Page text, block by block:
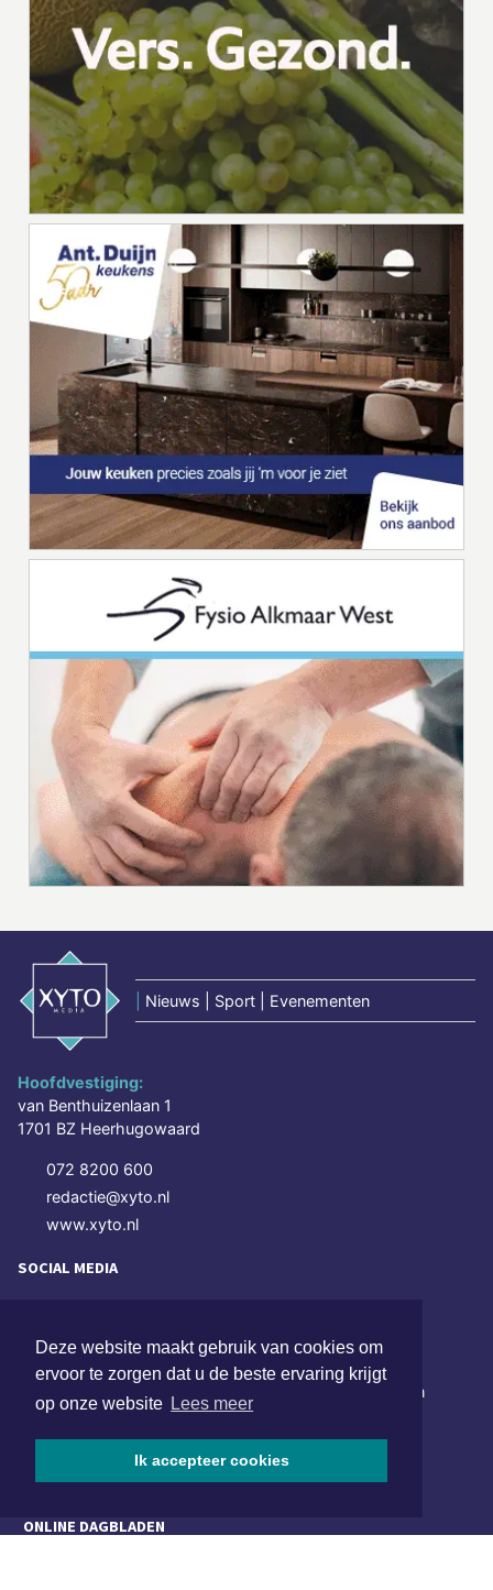
Deze website maakt gebruik van cookies om
ervoor te zorgen dat u de beste ervaring krijgt
op onze website Lees meer
Ik accepteer cookies
Nieuws | Sport | Evenementen
Hoofdvestiging:
van Benthuizenlaan 1
1701 BZ Heerhugowaard
072 8200 600
redactie@xyto.nl
www.xyto.nl
SOCIAL MEDIA
NIEUWSBRIEF AANMELDEN
Schrijf je in voor onze nieuwsbrief en krijg wekelijks een
samenvatting van alle gebeurtenissen uit jouw regio.
ONLINE DAGBLADEN